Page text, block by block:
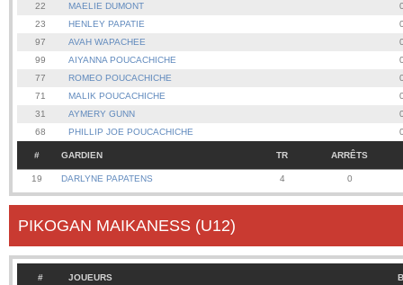
22
MAELIE DUMONT
23
HENLEY PAPATIE
97
AVAH WAPACHEE
99
AIYANNA POUCACHICHE
77
ROMEO POUCACHICHE
71
MALIK POUCACHICHE
31
AYMERY GUNN
68
PHILLIP JOE POUCACHICHE
# GARDIEN TR ARRÊTS
19 DARLYNE PAPATENS 4 0
PIKOGAN MAIKANESS (U12)
# JOUEURS